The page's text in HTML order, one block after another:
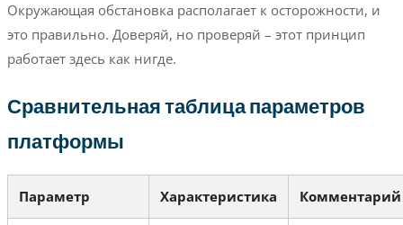
Окружающая обстановка располагает к осторожности, и
это правильно. Доверяй, но проверяй – этот принцип
работает здесь как нигде.
Сравнительная таблица параметров
платформы
Параметр Характеристика Комментарий